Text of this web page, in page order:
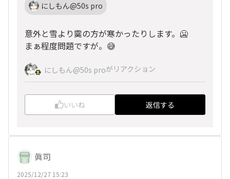
にしもん@50s pro
意外と雪より霙の方が寒かったりします。🥶
まぁ程度問題ですが。😅
にしもん@50s proがリアクション
いいね 返信する
眞司
2025/12/27 15:23